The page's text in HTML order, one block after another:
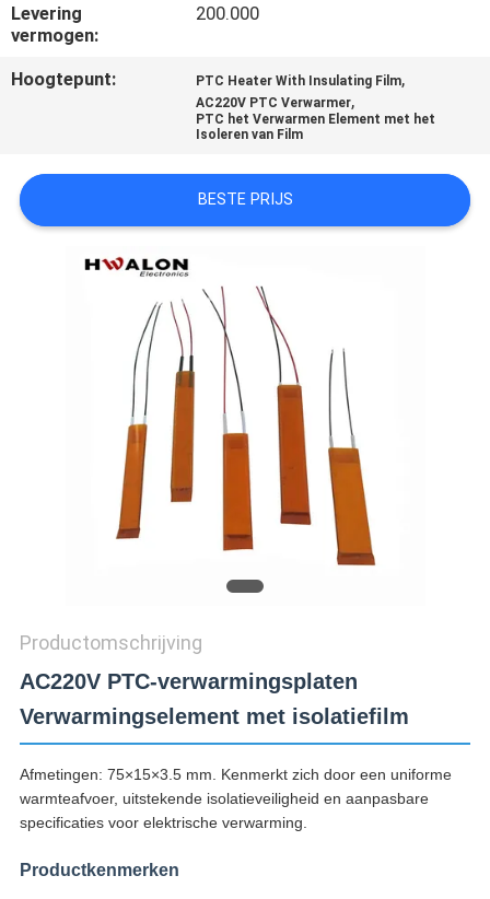
OFFERTE
AANVRAGEN
PRIVACYBELEID
Levering
vermogen:
200.000
Hoogtepunt: PTC Heater With Insulating Film,
AC220V PTC Verwarmer,
PTC het Verwarmen Element met het
Isoleren van Film
BESTE PRIJS
Productomschrijving
AC220V PTC-verwarmingsplaten
Verwarmingselement met isolatiefilm
Afmetingen: 75×15×3.5 mm. Kenmerkt zich door een uniforme
warmteafvoer, uitstekende isolatieveiligheid en aanpasbare
specificaties voor elektrische verwarming.
Productkenmerken